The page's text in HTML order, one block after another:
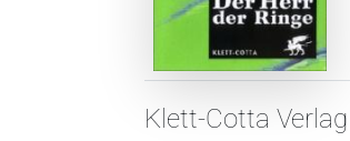
Klett-Cotta